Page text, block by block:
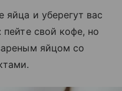
яйца и уберегут вас
пейте свой кофе, но
яйцом со